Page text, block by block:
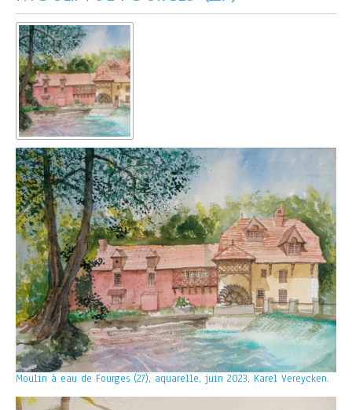
Moulin à eau de Fourges (27), aquarelle, juin 2023, Karel Vereycken.